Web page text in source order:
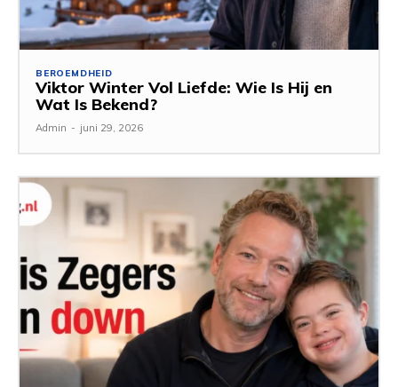
BEROEMDHEID
Viktor Winter Vol Liefde: Wie Is Hij en
Wat Is Bekend?
Admin - juni 29, 2026